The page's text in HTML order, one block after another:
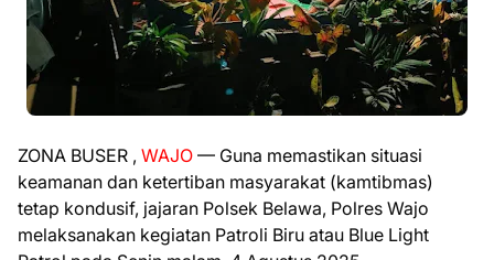
ZONA BUSER , WAJO — Guna memastikan situasi
keamanan dan ketertiban masyarakat (kamtibmas)
tetap kondusif, jajaran Polsek Belawa, Polres Wajo
melaksanakan kegiatan Patroli Biru atau Blue Light